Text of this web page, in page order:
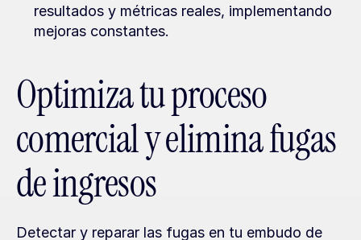
resultados y métricas reales, implementando
mejoras constantes.
Optimiza tu proceso
comercial y elimina fugas
de ingresos
Detectar y reparar las fugas en tu embudo de